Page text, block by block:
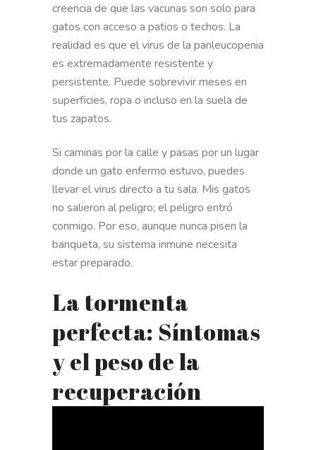
creencia de que las vacunas son solo para
gatos con acceso a patios o techos. La
realidad es que el virus de la panleucopenia
es extremadamente resistente y
persistente. Puede sobrevivir meses en
superficies, ropa o incluso en la suela de
tus zapatos.
Si caminas por la calle y pasas por un lugar
donde un gato enfermo estuvo, puedes
llevar el virus directo a tu sala. Mis gatos
no salieron al peligro; el peligro entró
conmigo. Por eso, aunque nunca pisen la
banqueta, su sistema inmune necesita
estar preparado.
La tormenta
perfecta: Síntomas
y el peso de la
recuperación